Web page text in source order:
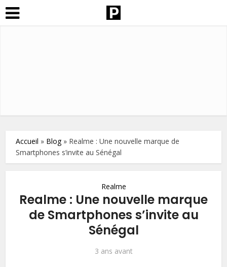
Accueil » Blog» Realme : Une nouvelle marque de
Smartphones s’invite au Sénégal
Realme
Realme : Une nouvelle marque
de Smartphones s’invite au
Sénégal
3 ans avant